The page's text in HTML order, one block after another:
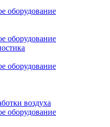
оборудование
оборудование
оборудование
воздуха
оборудование